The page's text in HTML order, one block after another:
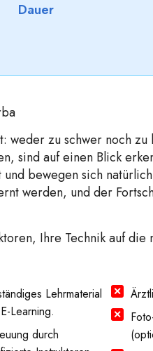
Dauer
weder zu schwer noch
sind auf einen Blick
bewegen sich
werden, und der
Ihre Technik auf die
Lehrmaterial
Learning.
durch